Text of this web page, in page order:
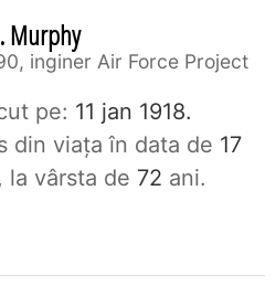
Murphy
inginer Air Force Project
pe: 11 jan 1918.
din viaţa în data de 17
, la vârsta de 72 ani.